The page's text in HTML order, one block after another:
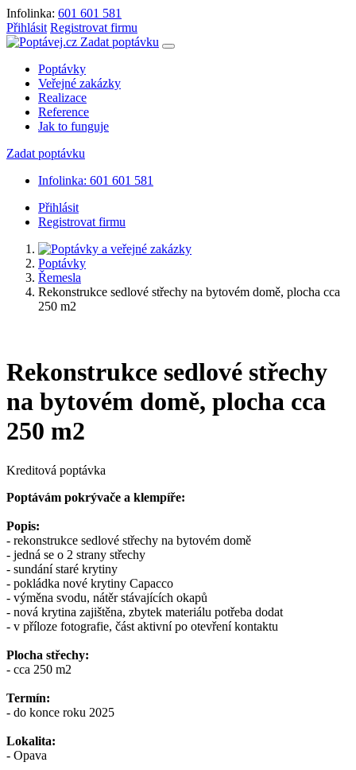
Infolinka: 601 601 581
Přihlásit Registrovat firmu
Zadat poptávku
Poptávky
Veřejné zakázky
Realizace
Reference
Jak to funguje
Zadat poptávku
Infolinka: 601 601 581
Přihlásit
Registrovat firmu
Poptávky
Řemesla
Rekonstrukce sedlové střechy na bytovém domě, plocha cca
250 m2
Rekonstrukce sedlové střechy
na bytovém domě, plocha cca
250 m2
Kreditová poptávka
Poptávám pokrývače a klempíře:
Popis:
- rekonstrukce sedlové střechy na bytovém domě
- jedná se o 2 strany střechy
- sundání staré krytiny
- pokládka nové krytiny Capacco
- výměna svodu, nátěr stávajících okapů
- nová krytina zajištěna, zbytek materiálu potřeba dodat
- v příloze fotografie, část aktivní po otevření kontaktu
Plocha střechy:
- cca 250 m2
Termín:
- do konce roku 2025
Lokalita:
- Opava